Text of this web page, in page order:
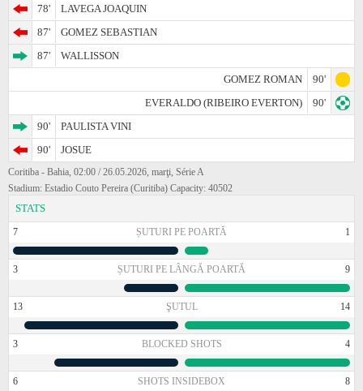
78'
LAVEGA JOAQUIN
87'
GOMEZ SEBASTIAN
87'
WALLISSON
GOMEZ ROMAN
90'
EVERALDO (RIBEIRO EVERTON)
90'
90'
PAULISTA VINI
90'
JOSUE
Coritiba - Bahia, 02:00 / 26.05.2026, marţi, Série A
Stadium: Estadio Couto Pereira (Curitiba) Capacity: 40502
STATS
7 ȘUTURI PE POARTĂ 1
3 ȘUTURI PE LÂNGĂ POARTĂ 9
13 ŞUTUL 14
3 BLOCKED SHOTS 4
6 SHOTS INSIDEBOX 8